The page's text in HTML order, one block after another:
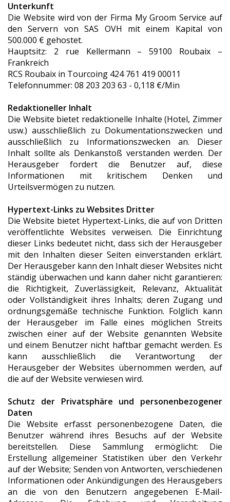
Unterkunft
Die Website wird von der Firma My Groom Service auf
den Servern von SAS OVH mit einem Kapital von
500.000 € gehostet.
Hauptsitz: 2 rue Kellermann – 59100 Roubaix –
Frankreich
RCS Roubaix in Tourcoing 424 761 419 00011
Telefonnummer: 08 203 203 63 - 0,118 €/Min
Redaktioneller Inhalt
Die Website bietet redaktionelle Inhalte (Hotel, Zimmer
usw.) ausschließlich zu Dokumentationszwecken und
ausschließlich zu Informationszwecken an. Dieser
Inhalt sollte als Denkanstoß verstanden werden. Der
Herausgeber fordert die Benutzer auf, diese
Informationen mit kritischem Denken und
Urteilsvermögen zu nutzen.
Hypertext-Links zu Websites Dritter
Die Website bietet Hypertext-Links, die auf von Dritten
veröffentlichte Websites verweisen. Die Einrichtung
dieser Links bedeutet nicht, dass sich der Herausgeber
mit den Inhalten dieser Seiten einverstanden erklärt.
Der Herausgeber kann den Inhalt dieser Websites nicht
ständig überwachen und kann daher nicht garantieren:
die Richtigkeit, Zuverlässigkeit, Relevanz, Aktualität
oder Vollständigkeit ihres Inhalts; deren Zugang und
ordnungsgemäße technische Funktion. Folglich kann
der Herausgeber im Falle eines möglichen Streits
zwischen einer auf der Website genannten Website
und einem Benutzer nicht haftbar gemacht werden. Es
kann ausschließlich die Verantwortung der
Herausgeber der Websites übernommen werden, auf
die auf der Website verwiesen wird.
Schutz der Privatsphäre und personenbezogener
Daten
Die Website erfasst personenbezogene Daten, die
Benutzer während ihres Besuchs auf der Website
bereitstellen. Diese Sammlung ermöglicht: Die
Erstellung allgemeiner Statistiken über den Verkehr
auf der Website; Senden von Antworten, verschiedenen
Informationen oder Ankündigungen des Herausgebers
an die von den Benutzern angegebenen E-Mail-